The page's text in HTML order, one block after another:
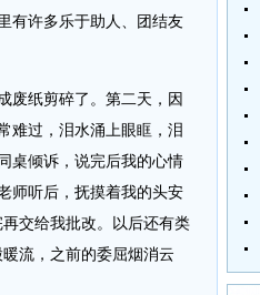
有许多乐于助人、团结友
纸剪碎了。第二天，因
难过，泪水涌上眼眶，泪
桌倾诉，说完后我的心情
师听后，抚摸着我的头安
交给我批改。以后还有类
流，之前的委屈烟消云